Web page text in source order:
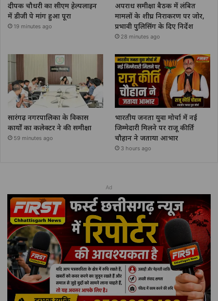
दीपक चौधरी का सीएम हेल्पलाइन
में डीजी पे मांग हुआ पूरा
19 minutes ago
अपराध समीक्षा बैठक में लंबित
मामलों के शीघ्र निराकरण पर जोर,
प्रभावी पुलिसिंग के दिए निर्देश
28 minutes ago
सारंगढ़ नगरपालिका के विकास
कार्यों का कलेक्टर ने की समीक्षा
59 minutes ago
भारतीय जनता युवा मोर्चा में नई
जिम्मेदारी मिलने पर राजू कीर्ति
चौहान ने जताया आभार
3 hours ago
Ad